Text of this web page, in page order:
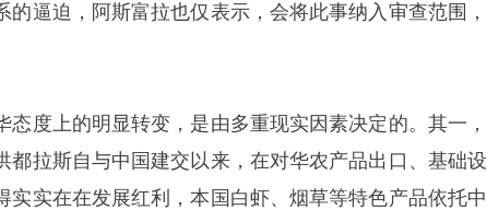
逼迫，阿斯富拉也仅表示，会将此事纳入审查范围，
态度上的明显转变，是由多重现实因素决定的。其一，
都拉斯自与中国建交以来，在对华农产品出口、基础设
实实在在发展红利，本国白虾、烟草等特色产品依托中